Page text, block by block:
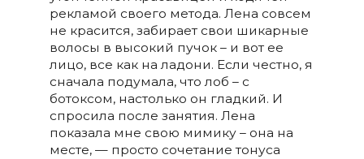
рекламой своего метода. Лена совсем
не красится, забирает свои шикарные
волосы в высокий пучок – и вот ее
лицо, все как на ладони. Если честно, я
сначала подумала, что лоб – с
ботоксом, настолько он гладкий. И
спросила после занятия. Лена
показала мне свою мимику – она на
месте, — просто сочетание тонуса